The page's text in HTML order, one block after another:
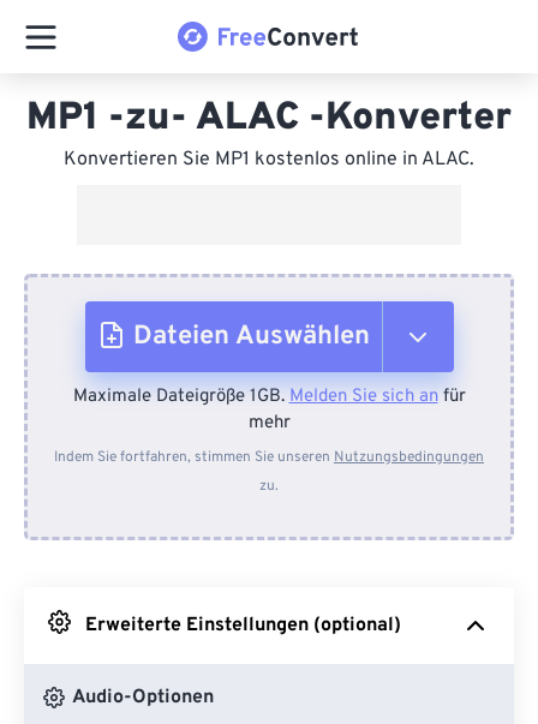
MP1 -zu- ALAC -Konverter
Konvertieren Sie MP1 kostenlos online in ALAC.
Dateien Auswählen
Vom Gerät
Von Dropbox
Maximale Dateigröße 1GB.Melden Sie sich anfür
mehr
Indem Sie fortfahren, stimmen Sie unseren Nutzungsbedingungen
zu.
Erweiterte Einstellungen (optional)
Audio-Optionen